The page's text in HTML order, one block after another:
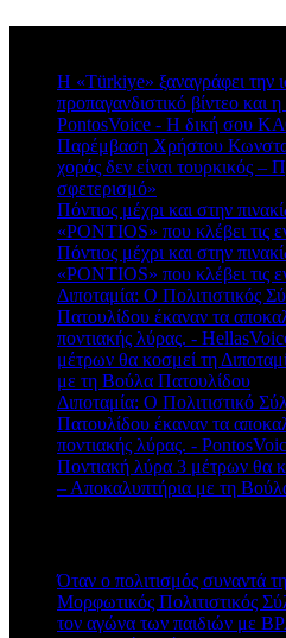
Η «Türkiye» ξαναγράφει την
προπαγανδιστικό βίντεο και
PontosVoice - H δική σου
Παρέμβαση Χρήστου
χορός δεν είναι τουρκικός –
σφετερισμό»
Πόντιος μέχρι και στην
«PONTIOS» που κλέβει τις
Πόντιος μέχρι και στην
«PONTIOS» που κλέβει τις
Διποταμία: Ο Πολιτιστικός
Πατουλίδου έκαναν τα
ποντιακής λύρας. -
μέτρων θα κοσμεί τη
με τη Βούλα Πατουλίδου
Διποταμία: Ο Πολιτιστικό
Πατουλίδου έκαναν τα
ποντιακής λύρας. -
Ποντιακή λύρα 3 μέτρων θα
– Αποκαλυπτήρια με τη
Όταν ο πολιτισμός συναντά
Μορφωτικός Πολιτιστικός
τον αγώνα των παιδιών με